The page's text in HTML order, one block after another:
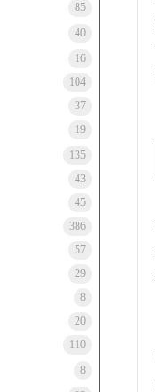
85
40
16
104
37
19
135
43
45
386
57
29
8
20
110
8